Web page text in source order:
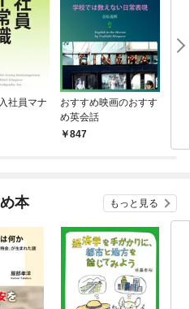
社員マナ
おすすめ映画のおすす
め英会話
847
本 もっと見る